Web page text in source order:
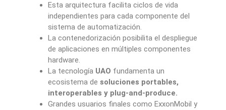
Esta arquitectura facilita ciclos de vida
independientes para cada componente del
sistema de automatización.
La contenedorización posibilita el despliegue
de aplicaciones en múltiples componentes
hardware.
La tecnología UAO fundamenta un
ecosistema de soluciones portables,
interoperables y plug-and-produce.
Grandes usuarios finales como ExxonMobil y